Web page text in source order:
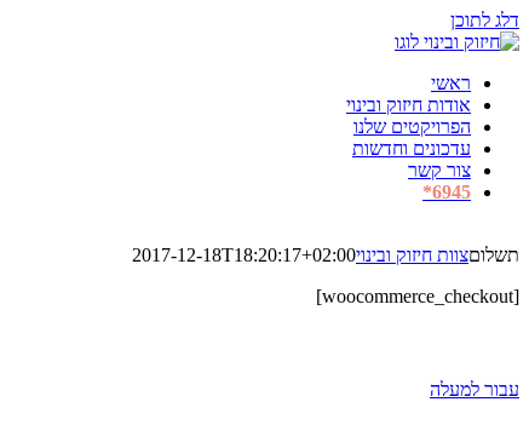
דלג לתוכן
ראשי
אודות חיזוק ובינוי
הפרויקטים שלנו
עדכונים וחדשות
צור קשר
6945*
תשלוםצוות חיזוק ובינוי2017-12-18T18:20:17+02:00
[woocommerce_checkout]
עבור למעלה